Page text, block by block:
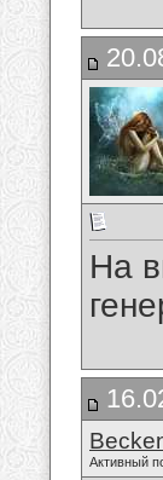
На
Активный